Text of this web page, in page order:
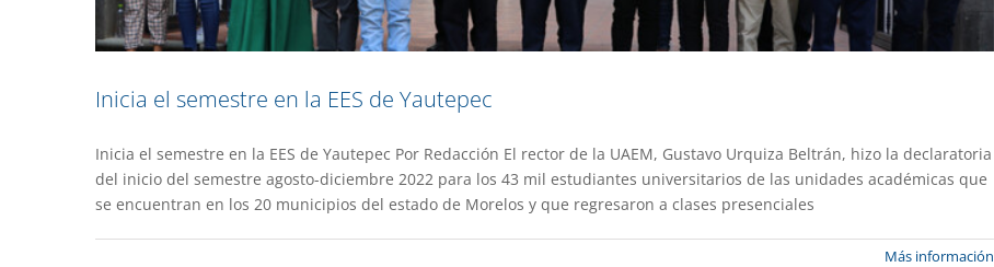
Inicia el semestre en la EES de Yautepec
Inicia el semestre en la EES de Yautepec Por Redacción El rector de la UAEM, Gustavo Urquiza Beltrán, hizo la declaratoria
del inicio del semestre agosto-diciembre 2022 para los 43 mil estudiantes universitarios de las unidades académicas que
se encuentran en los 20 municipios del estado de Morelos y que regresaron a clases presenciales
Más información
Recibe UAEM certificados de calidad en 37 procesos administrativos
Destacado Gaceta UAEM No.514 Gestión